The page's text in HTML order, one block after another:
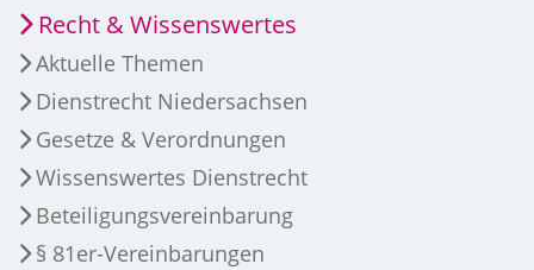
Recht & Wissenswertes
Aktuelle Themen
Dienstrecht Niedersachsen
Gesetze & Verordnungen
Wissenswertes Dienstrecht
Beteiligungsvereinbarung
§ 81er-Vereinbarungen